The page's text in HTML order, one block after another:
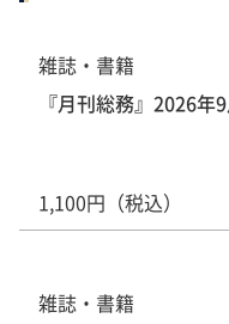
雑誌・書籍
『月刊総務』2026年
1,100円（税込）
雑誌・書籍